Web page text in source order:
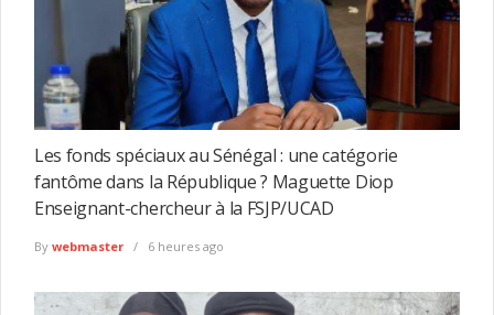
Les fonds spéciaux au Sénégal : une catégorie
fantôme dans la République ? Maguette Diop
Enseignant-chercheur à la FSJP/UCAD
By webmaster 6 heures ago